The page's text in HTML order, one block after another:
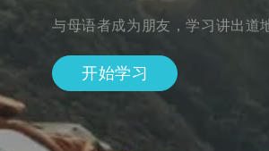
与母语者成为朋友，学习讲出道
开始学习